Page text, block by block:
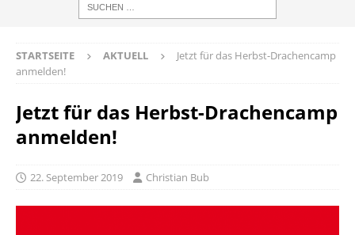
STARTSEITE AKTUELL
Jetzt für das Herbst-Drachencamp
anmelden!
Jetzt für das Herbst-Drachencamp
anmelden!
22. September 2019 Christian Bub